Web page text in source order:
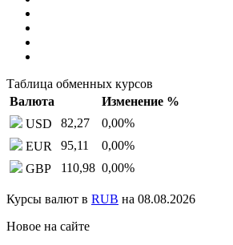
Таблица обменных курсов
Валюта
Изменение %
USD
82,27 0,00%
EUR
95,11 0,00%
GBP
110,98 0,00%
Курсы валют в RUB на 08.08.2026
Новое на сайте